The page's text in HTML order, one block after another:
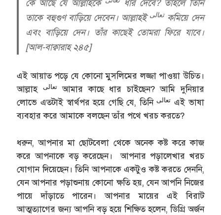
কে আছে যে আল্লাহকে
ধার দেবে? তাহলে তিনি
তাকে বহুগুণ বাড়িয়ে দেবেন। আল্লাহইتعالىকমিয়ে দেন
এবং বাড়িয়ে দেন। তাঁর কাছেই তোমরা ফিরে যাবে।
[আল-বাক্বারাহ ২৪৫]
এই আয়াত পড়ে যে কোনো মুসলিমের লজ্জা পাওয়া উচিত।
আল্লাহ
تعالىআমার কাছে ধার চাইছেন? আমি দুনিয়ার
লোভে এতটাই স্বার্থপর হয়ে গেছি যে, তিনিتعالى এই ভাষা
ব্যবহার করে আমাকে বলছেন তাঁর পথে খরচ করতে?
ধরুন, আপনার মা ছোটবেলা থেকে অনেক কষ্ট করে কাজ
করে আপনাকে বড় করেছেন। আপনার পড়ালেখার খরচ
যোগান দিয়েছেন। তিনি আপনাকে একটুও কষ্ট করতে দেননি,
যেন আপনার পড়াশুনায় কোনো ক্ষতি হয়, যেন আপনি নিজের
পায়ে দাঁড়াতে পারেন। আপনার মায়ের এই বিরাট
আত্মত্যাগের জন্য আপনি বড় হয়ে শিক্ষিত হলেন, ডিগ্রি অর্জন